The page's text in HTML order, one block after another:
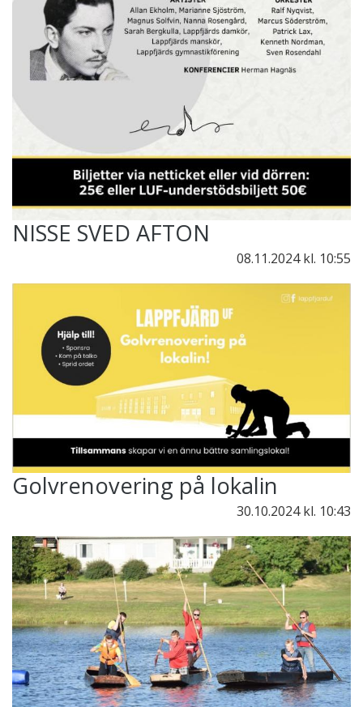
NISSE SVED AFTON
08.11.2024kl. 10:55
Golvrenovering på lokalin
30.10.2024kl. 10:43